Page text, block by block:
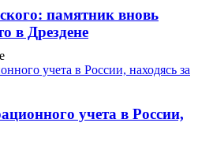
памятник вновь
в Дрездене
учета в России,